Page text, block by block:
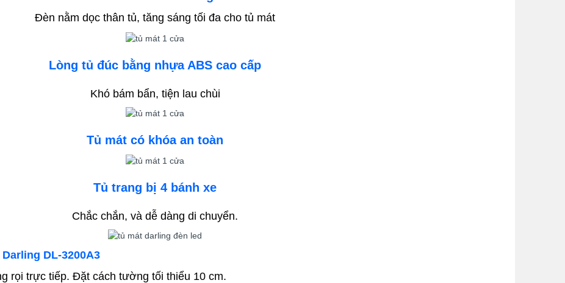
Đèn nằm dọc thân tủ, tăng sáng tối đa cho tủ mát
Lòng tủ đúc bằng nhựa ABS cao cấp
Khó bám bẩn, tiện lau chùi
Tủ mát có khóa an toàn
Tủ trang bị 4 bánh xe
Chắc chắn, và dễ dàng di chuyển.
DL-3200A3
rọi trực tiếp. Đặt cách tường tối thiểu 10 cm.